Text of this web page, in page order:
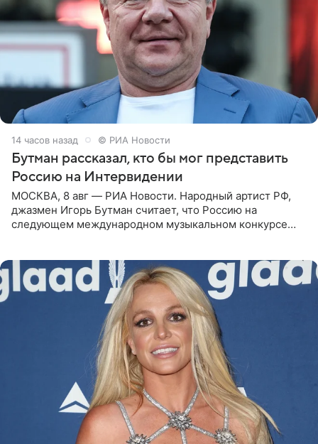
14 часов назад © РИА Новости
Бутман рассказал, кто бы мог представить
Россию на Интервидении
МОСКВА, 8 авг — РИА Новости. Народный артист РФ,
джазмен Игорь Бутман считает, что Россию на
следующем международном музыкальном конкурсе